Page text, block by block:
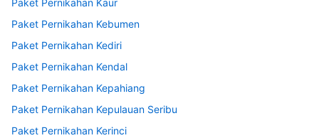
Paket Pernikahan Kaur
Paket Pernikahan Kebumen
Paket Pernikahan Kediri
Paket Pernikahan Kendal
Paket Pernikahan Kepahiang
Paket Pernikahan Kepulauan Seribu
Paket Pernikahan Kerinci